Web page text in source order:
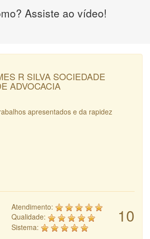
Assiste ao vídeo!
R SILVA SOCIEDADE
ADVOCACIA
apresentados e da rapidez
10
Atendimento:
Qualidade:
Sistema: